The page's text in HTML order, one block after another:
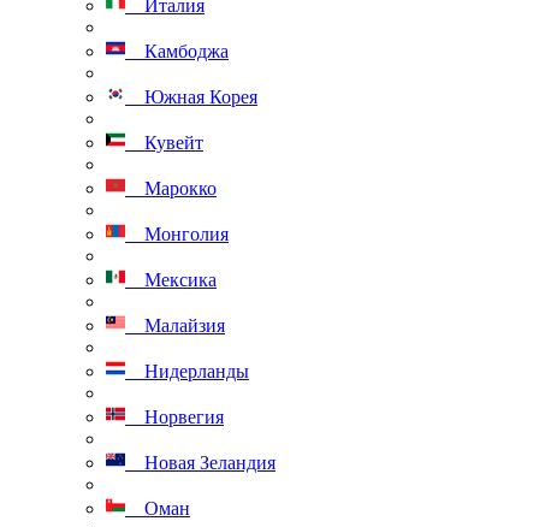
Италия
Камбоджа
Южная Корея
Кувейт
Марокко
Монголия
Мексика
Малайзия
Нидерланды
Норвегия
Новая Зеландия
Оман